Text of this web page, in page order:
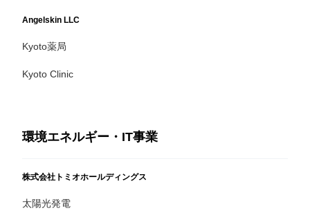
Angelskin LLC
Kyoto薬局
Kyoto Clinic
環境エネルギー・IT事業
株式会社トミオホールディングス
太陽光発電